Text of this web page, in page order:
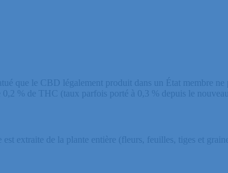
que le CBD légalement produit dans un État membre
% de THC (taux parfois porté à 0,3 % depuis le
extraite de la plante entière (fleurs, feuilles, tiges et